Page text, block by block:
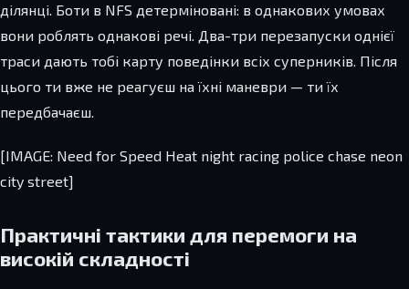
ділянці. Боти в NFS детерміновані: в однакових умовах
вони роблять однакові речі. Два-три перезапуски однієї
траси дають тобі карту поведінки всіх суперників. Після
цього ти вже не реагуєш на їхні маневри — ти їх
передбачаєш.
[IMAGE: Need for Speed Heat night racing police chase neon
city street]
Практичні тактики для перемоги на
високій складності